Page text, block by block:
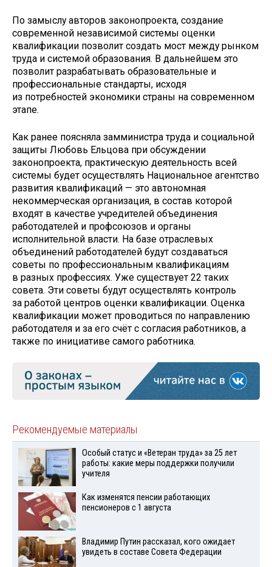
По замыслу авторов законопроекта, создание
современной независимой системы оценки
квалификации позволит создать мост между рынком
труда и системой образования. В дальнейшем это
позволит разрабатывать образовательные и
профессиональные стандарты, исходя
из потребностей экономики страны на современном
этапе.
Как ранее поясняла замминистра труда и социальной
защиты Любовь Ельцова при обсуждении
законопроекта, практическую деятельность всей
системы будет осуществлять Национальное агентство
развития квалификаций — это автономная
некоммерческая организация, в состав которой
входят в качестве учредителей объединения
работодателей и профсоюзов и органы
исполнительной власти. На базе отраслевых
объединений работодателей будут создаваться
советы по профессиональным квалификациям
в разных профессиях. Уже существует 22 таких
совета. Эти советы будут осуществлять контроль
за работой центров оценки квалификации. Оценка
квалификации может проводиться по направлению
работодателя и за его счёт с согласия работников, а
также по инициативе самого работника.
Рекомендуемые материалы
Особый статус и «Ветеран труда» за 25 лет
работы: какие меры поддержки получили
учителя
Как изменятся пенсии работающих
пенсионеров с 1 августа
Владимир Путин рассказал, кого ожидает
увидеть в составе Совета Федерации